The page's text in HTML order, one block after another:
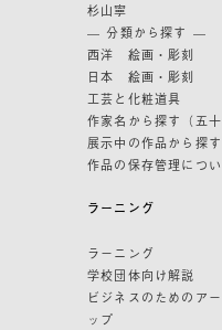
杉山寧
— 分類から探す —
西洋 絵画・彫刻
日本 絵画・彫刻
工芸と化粧道具
作家名から探す（五十
展示中の作品から探す
作品の保存管理につ
ラーニング
ラーニング
学校団体向け解説
ビジネスのためのア
ップ